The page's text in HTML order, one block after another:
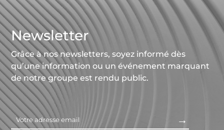
Newsletter
Grâce à nos newsletters, soyez informé dès
qu’une information ou un événement marquant
de notre groupe est rendu public.